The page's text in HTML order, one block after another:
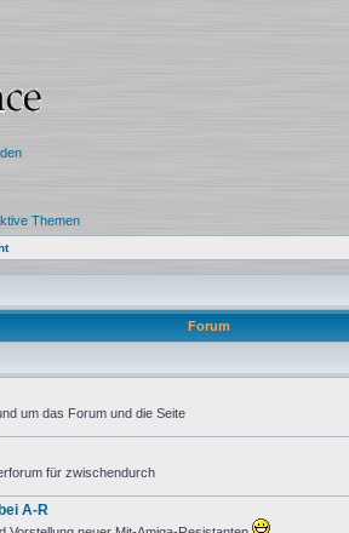
Themen
Forum
um das Forum und die Seite
für zwischendurch
A-R